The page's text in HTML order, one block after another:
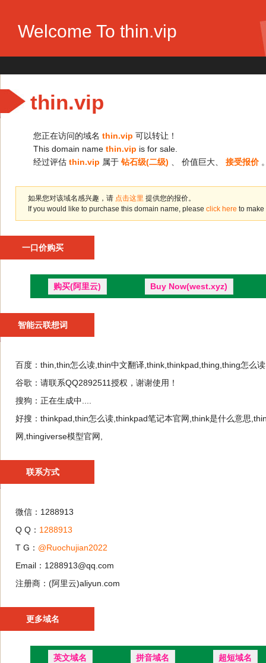
Welcome To thin.vip
thin.vip
您正在访问的域名 thin.vip 可以转让！
This domain name thin.vip is for sale.
经过评估 thin.vip 属于 钻石级(二级) 、 价值巨大、 接受报价
如果您对该域名感兴趣，请 点击这里 提供您的报价。
If you would like to purchase this domain name, please click here to make
一口价购买
购买(阿里云) Buy Now(west.xyz)
智能云联想词
百度： thin,thin怎么读,thin中文翻译,think,thinkpad,thing,thing怎么
谷歌： 请联系QQ2892511授权，谢谢使用！
搜狗： 正在生成中....
好搜： thinkpad,thin怎么读,thinkpad笔记本官网,think是什么意思
网,thingiverse模型官网,
联系方式
微信：1288913
Q Q： 1288913
T G： @Ruochujian2022
Email：1288913@qq.com
注册商：(阿里云)aliyun.com
更多域名
英文域名 拼音域名 超短域名